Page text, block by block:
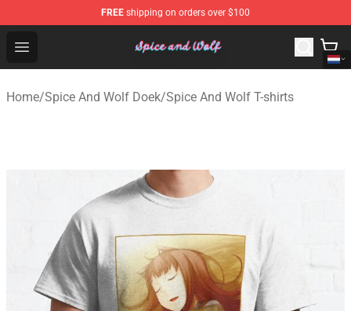
FREE shipping on orders over $100
Open menu
Spice And Wolf Store - Official Spice And Wolf
Home/Spice And Wolf Doek/Spice And Wolf T-shirts